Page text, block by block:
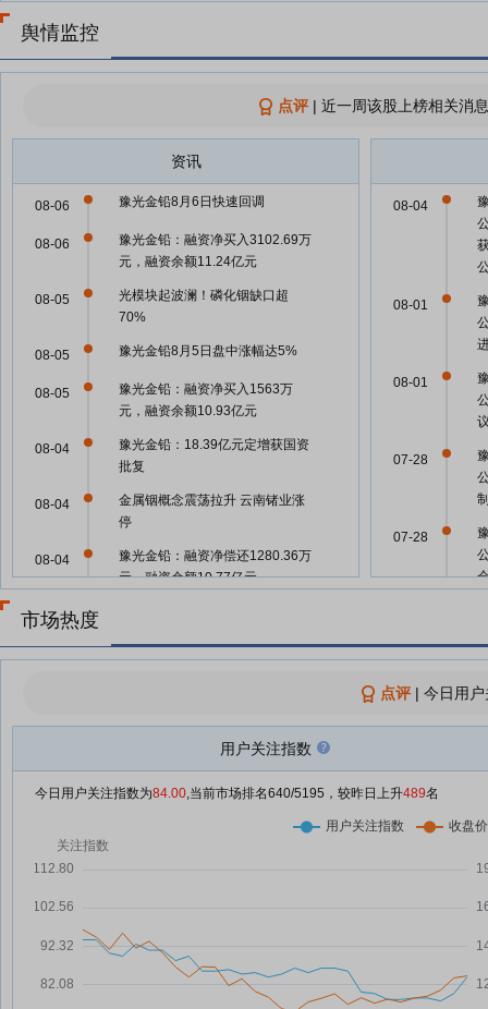
舆情监控
点评| 近一周该股上榜相关消
资讯
豫光金铅8月6日快速回调
08-06
豫光金铅：融资净买入3102.69万
元，融资余额11.24亿元
08-06
光模块起波澜！磷化铟缺口超
70%
08-05
豫光金铅8月5日盘中涨幅达5%
08-05
豫光金铅：融资净买入1563万
元，融资余额10.93亿元
08-05
豫光金铅：18.39亿元定增获国资
批复
08-04
金属铟概念震荡拉升 云南锗业涨
停
08-04
豫光金铅：融资净偿还1280.36万
元，融资余额10.77亿元
08-04
08-03
豫光金铅：公司无逾期对外担保情
07-31
元，融资余额10.95亿元
豫光金铅：融资净偿还354.03万
07-30
豫光金铅：融资净偿还263.06万
元，融资余额11.03亿元
07-28
豫光金铅：公司将于2026年8月
08-04
08-01
08-01
07-28
07-28
07-28
07-28
市场热度
点评| 今日用
用户关注指数
今日用户关注指数为84.00,当前市场排名640/5195，较昨日上升489名